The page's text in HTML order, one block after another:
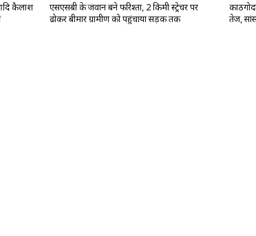
कैलाश
एसएसबी के जवान बने फरिश्ता, 2 किमी स्ट्रेचर पर
ढोकर बीमार ग्रामीण को पहुंचाया सड़क तक
तेज,